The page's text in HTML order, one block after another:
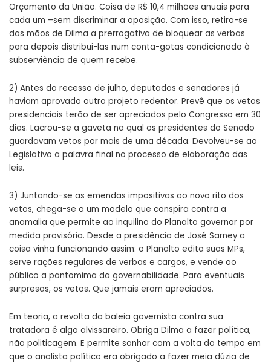
Orçamento da União. Coisa de R$ 10,4 milhões anuais para
cada um –sem discriminar a oposição. Com isso, retira-se
das mãos de Dilma a prerrogativa de bloquear as verbas
para depois distribui-las num conta-gotas condicionado à
subserviência de quem recebe.
2) Antes do recesso de julho, deputados e senadores já
haviam aprovado outro projeto redentor. Prevê que os vetos
presidenciais terão de ser apreciados pelo Congresso em 30
dias. Lacrou-se a gaveta na qual os presidentes do Senado
guardavam vetos por mais de uma década. Devolveu-se ao
Legislativo a palavra final no processo de elaboração das
leis.
3) Juntando-se as emendas impositivas ao novo rito dos
vetos, chega-se a um modelo que conspira contra a
anomalia que permite ao inquilino do Planalto governar por
medida provisória. Desde a presidência de José Sarney a
coisa vinha funcionando assim: o Planalto edita suas MPs,
serve rações regulares de verbas e cargos, e vende ao
público a pantomima da governabilidade. Para eventuais
surpresas, os vetos. Que jamais eram apreciados.
Em teoria, a revolta da baleia governista contra sua
tratadora é algo alvissareiro. Obriga Dilma a fazer política,
não politicagem. E permite sonhar com a volta do tempo em
que o analista político era obrigado a fazer meia dúzia de